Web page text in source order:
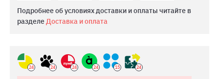
Подробнее об условиях доставки и оплаты читайте в
разделеДоставка и оплата
24 24 24 24 15 24